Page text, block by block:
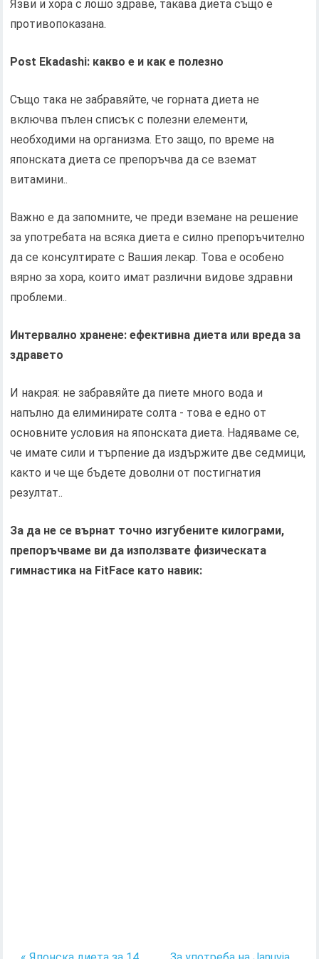
Язви и хора с лошо здраве, такава диета също е
противопоказана.
Post Ekadashi: какво е и как е полезно
Също така не забравяйте, че горната диета не
включва пълен списък с полезни елементи,
необходими на организма. Ето защо, по време на
японската диета се препоръчва да се вземат
витамини..
Важно е да запомните, че преди вземане на решение
за употребата на всяка диета е силно препоръчително
да се консултирате с Вашия лекар. Това е особено
вярно за хора, които имат различни видове здравни
проблеми..
Интервално хранене: ефективна диета или вреда за
здравето
И накрая: не забравяйте да пиете много вода и
напълно да елиминирате солта - това е едно от
основните условия на японската диета. Надяваме се,
че имате сили и търпение да издържите две седмици,
както и че ще бъдете доволни от постигнатия
резултат..
За да не се върнат точно изгубените килограми,
препоръчваме ви да използвате физическата
гимнастика на FitFace като навик: